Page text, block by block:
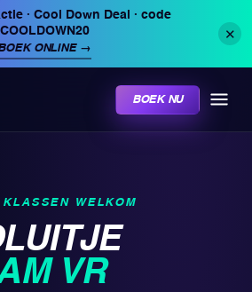
· Cool Down Deal
· code
COOLDOWN20
ONLINE→
✕
BOEK NU
WELKOM
VR